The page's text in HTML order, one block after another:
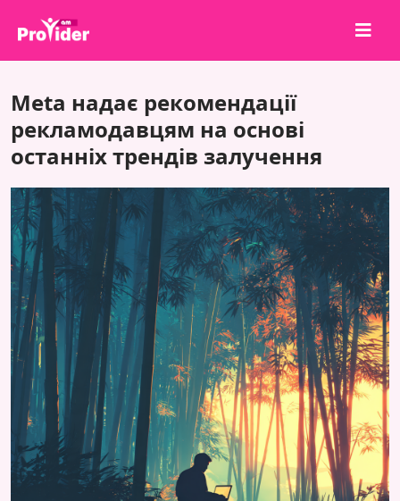
Увійти
Зареєструватися
Послуги
API
Умови
Блог
Meta надає рекомендації
рекламодавцям на основі
останніх трендів залучення